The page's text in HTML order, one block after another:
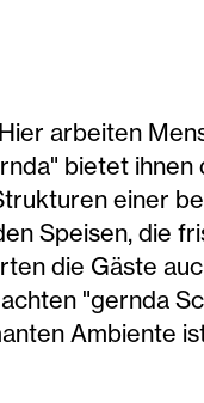
arbeiten
bietet
einer
Speisen, die
die Gäste
"gernda
Ambiente